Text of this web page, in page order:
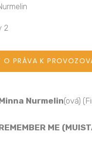
2
O PRÁVA K
Nurmelin(ová)
ME